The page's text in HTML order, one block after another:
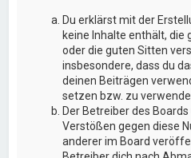
Du erklärst mit der
keine Inhalte enthält, die
oder die guten Sitten
insbesondere, dass du
deinen Beiträgen
setzen bzw. zu
Der Betreiber des
Verstößen gegen diese
anderer im Board